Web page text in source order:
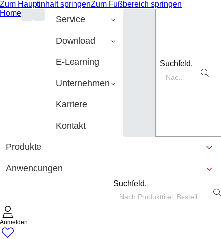
Zum Hauptinhalt springenZum Fußbereich springen
Home
Service
Download
E-Learning
Unternehmen
Karriere
Kontakt
Suchfeld.
Produkte
Anwendungen
Suchfeld.
Anmelden